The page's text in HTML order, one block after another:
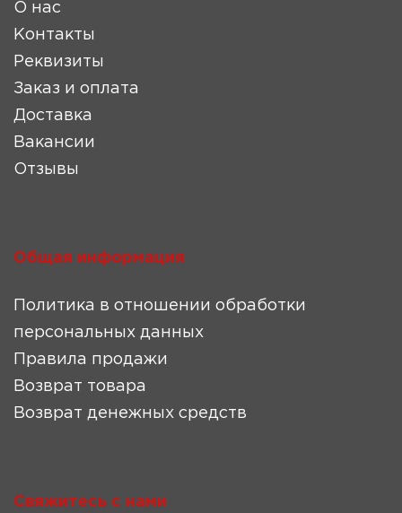
О нас
Контакты
Реквизиты
Заказ и оплата
Доставка
Вакансии
Отзывы
Общая информация
Политика в отношении обработки
персональных данных
Правила продажи
Возврат товара
Возврат денежных средств
Свяжитесь с нами